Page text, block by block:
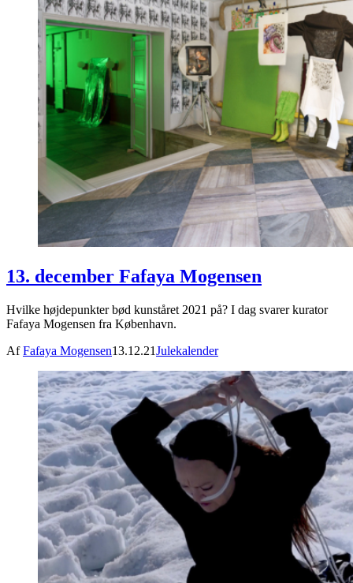
13. december Fafaya Mogensen
Hvilke højdepunkter bød kunståret 2021 på? I dag svarer kurator
Fafaya Mogensen fra København.
AfFafaya Mogensen13.12.21Julekalender